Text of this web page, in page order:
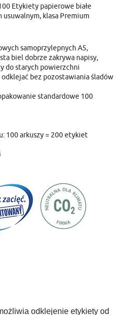
Etykiety papierowe białe
klasa Premium
samoprzylepnych A5,
biel dobrze zakrywa napisy,
do starych powierzchni
bez pozostawiania śladów
standardowe 100
100 arkuszy = 200 etykiet
odklejenie etykiety od